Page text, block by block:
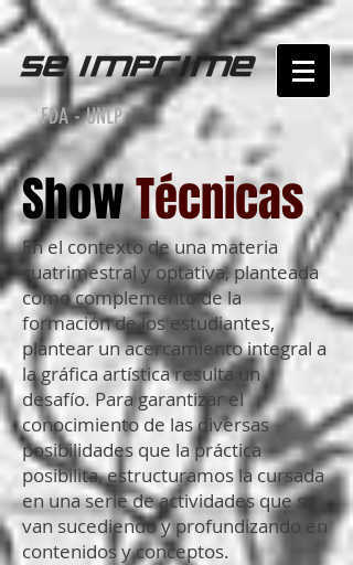
FDA - UNLP
ShowTécnicas
En el contexto de una materia
cuatrimestral y optativa, planteada
como complemento de la
formación de los estudiantes,
plantear un acercamiento integral a
la gráfica artística resulta un
desafío. Para garantizar el
conocimiento de las diversas
posibilidades que la práctica
posibilita, estructuramos la cursada
en una serie de actividades que se
van sucediendo y profundizando en
contenidos y conceptos.